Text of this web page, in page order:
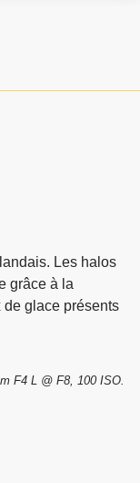
Les halos
grâce à la
glace présents
F4 L @ F8, 100 ISO.